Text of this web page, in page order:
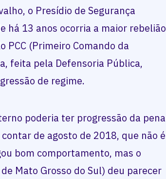
o Presídio de Segurança
há 13 anos ocorria a maior rebelião
PCC (Primeiro Comando da
feita pela Defensoria Pública,
de regime.
poderia ter progressão da pena
de agosto de 2018, que não é
bom comportamento, mas o
Mato Grosso do Sul) deu parecer